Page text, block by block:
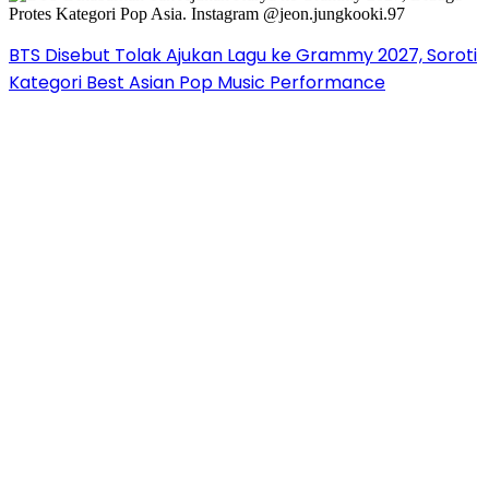
BTS Disebut Tolak Ajukan Lagu ke Grammy 2027, Soroti
Kategori Best Asian Pop Music Performance